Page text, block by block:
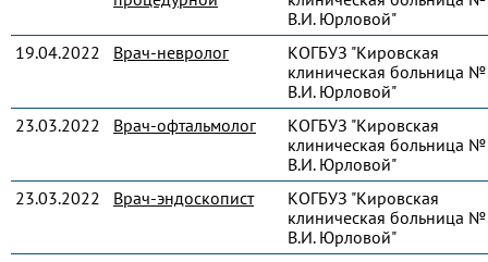
В.И. Юрловой"
19.04.2022
Врач-невролог
КОГБУЗ "Кировская
клиническая больница
В.И. Юрловой"
23.03.2022
Врач-офтальмолог
КОГБУЗ "Кировская
клиническая больница
В.И. Юрловой"
23.03.2022
Врач-эндоскопист
КОГБУЗ "Кировская
клиническая больница
В.И. Юрловой"